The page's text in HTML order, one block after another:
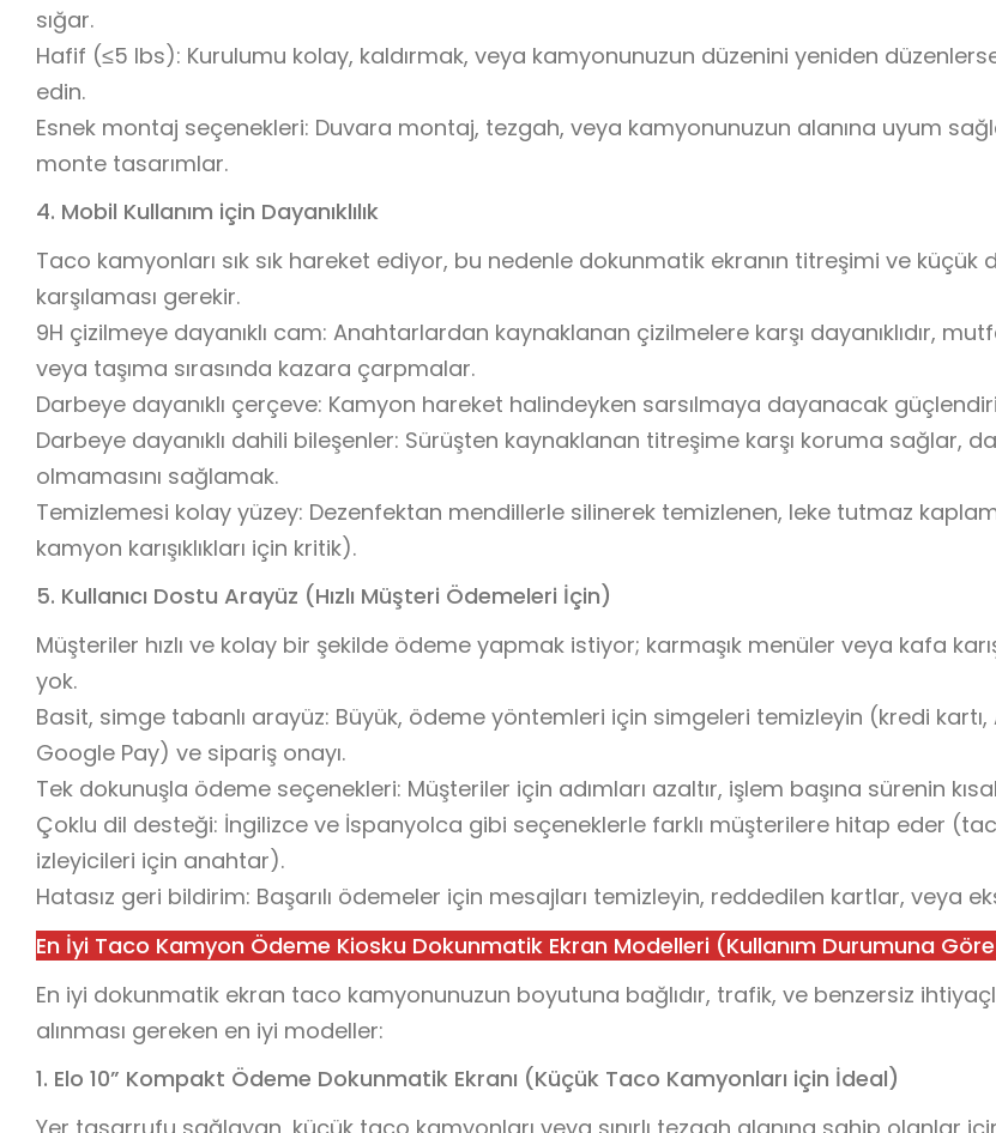
sığar.
Hafif (≤5 lbs): Kurulumu kolay, kaldırmak, veya kamyonunuzun düzenini yeniden
edin.
Esnek montaj seçenekleri: Duvara montaj, tezgah, veya kamyonunuzun alanına uyum
monte tasarımlar.
4. Mobil Kullanım için Dayanıklılık
Taco kamyonları sık sık hareket ediyor, bu nedenle dokunmatik ekranın titreşimi ve küçük
karşılaması gerekir.
9H çizilmeye dayanıklı cam: Anahtarlardan kaynaklanan çizilmelere karşı dayanıklıdır,
veya taşıma sırasında kazara çarpmalar.
Darbeye dayanıklı çerçeve: Kamyon hareket halindeyken sarsılmaya dayanacak
Darbeye dayanıklı dahili bileşenler: Sürüşten kaynaklanan titreşime karşı koruma sağlar,
olmamasını sağlamak.
Temizlemesi kolay yüzey: Dezenfektan mendillerle silinerek temizlenen, leke tutmaz
kamyon karışıklıkları için kritik).
5. Kullanıcı Dostu Arayüz (Hızlı Müşteri Ödemeleri İçin)
Müşteriler hızlı ve kolay bir şekilde ödeme yapmak istiyor; karmaşık menüler veya kafa
yok.
Basit, simge tabanlı arayüz: Büyük, ödeme yöntemleri için simgeleri temizleyin (kredi kartı,
Google Pay) ve sipariş onayı.
Tek dokunuşla ödeme seçenekleri: Müşteriler için adımları azaltır, işlem başına sürenin
Çoklu dil desteği: İngilizce ve İspanyolca gibi seçeneklerle farklı müşterilere hitap eder
izleyicileri için anahtar).
Hatasız geri bildirim: Başarılı ödemeler için mesajları temizleyin, reddedilen kartlar, veya
En İyi Taco Kamyon Ödeme Kiosku Dokunmatik Ekran Modelleri (Kullanım Durumuna
En iyi dokunmatik ekran taco kamyonunuzun boyutuna bağlıdır, trafik, ve benzersiz
alınması gereken en iyi modeller:
1. Elo 10” Kompakt Ödeme Dokunmatik Ekranı (Küçük Taco Kamyonları için İdeal)